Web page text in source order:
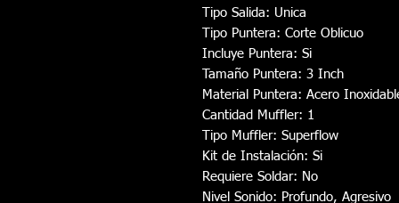
Tipo Salida: Unica
Tipo Puntera: Corte Oblicuo
Incluye Puntera: Si
Tamaño Puntera: 3 Inch
Material Puntera: Acero
Cantidad Muffler: 1
Tipo Muffler: Superflow
Kit de Instalación: Si
Requiere Soldar: No
Nivel Sonido: Profundo, Agresivo